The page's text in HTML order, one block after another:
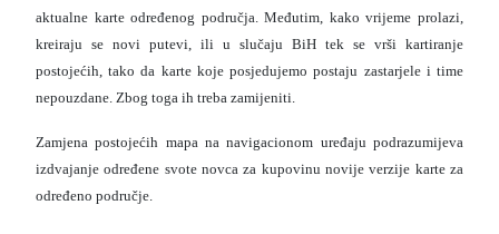
aktualne karte određenog područja. Međutim, kako vrijeme prolazi,
kreiraju se novi putevi, ili u slučaju BiH tek se vrši kartiranje
postojećih, tako da karte koje posjedujemo postaju zastarjele i time
nepouzdane. Zbog toga ih treba zamijeniti.
Zamjena postojećih mapa na navigacionom uređaju podrazumijeva
izdvajanje određene svote novca za kupovinu novije verzije karte za
određeno područje.